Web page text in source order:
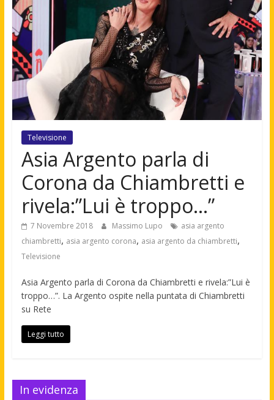
Televisione
Asia Argento parla di
Corona da Chiambretti e
rivela:”Lui è troppo…”
7 Novembre 2018 Massimo Lupo
asia argento
chiambretti, asia argento corona, asia argento da chiambretti,
Televisione
Asia Argento parla di Corona da Chiambretti e rivela:”Lui è
troppo…”. La Argento ospite nella puntata di Chiambretti
su Rete
Leggi tutto
In evidenza